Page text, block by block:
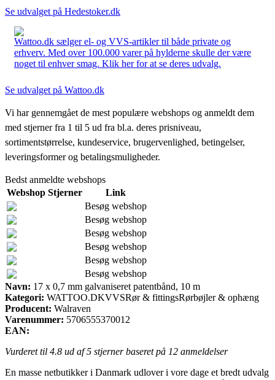
Se udvalget på Hedestoker.dk
Wattoo.dk sælger el- og VVS-artikler til både private og
erhverv. Med over 100.000 varer på hylderne skulle der være
noget til enhver smag. Klik her for at se deres udvalg.
Se udvalget på Wattoo.dk
Vi har gennemgået de mest populære webshops og anmeldt dem
med stjerner fra 1 til 5 ud fra bl.a. deres prisniveau,
sortimentstørrelse, kundeservice, brugervenlighed, betingelser,
leveringsformer og betalingsmuligheder.
Bedst anmeldte webshops
Webshop Stjerner
Link
Besøg webshop
Besøg webshop
Besøg webshop
Besøg webshop
Besøg webshop
Besøg webshop
Navn: 17 x 0,7 mm galvaniseret patentbånd, 10 m
Kategori: WATTOO.DKVVSRør & fittingsRørbøjler & ophæng
Producent: Walraven
Varenummer: 5706555370012
EAN:
Vurderet til 4.8 ud af 5 stjerner baseret på 12 anmeldelser
En masse netbutikker i Danmark udlover i vore dage et bredt udvalg